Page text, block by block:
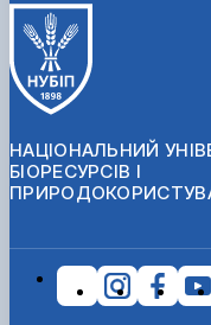
НАЦІОНАЛЬНИЙ
БІОРЕСУРСІВ І